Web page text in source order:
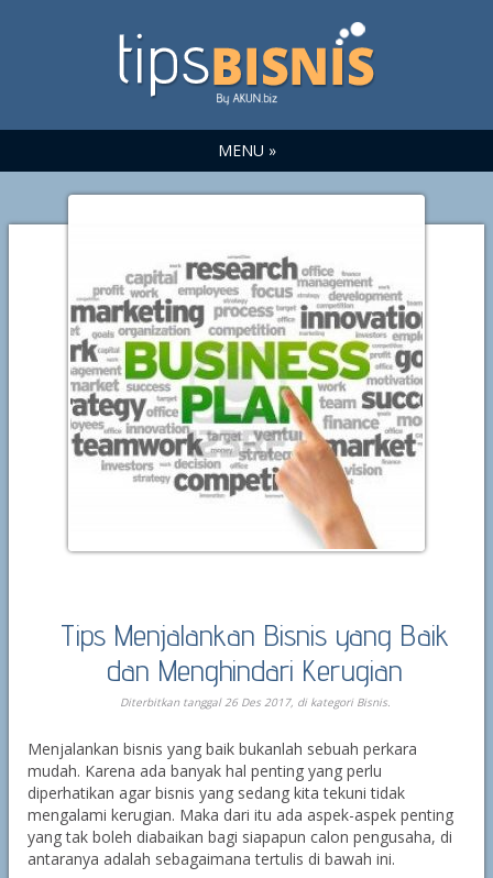
MENU »
Tips Menjalankan Bisnis yang Baik
dan Menghindari Kerugian
Diterbitkan tanggal 26 Des 2017, di kategori Bisnis.
Menjalankan bisnis yang baik bukanlah sebuah perkara
mudah. Karena ada banyak hal penting yang perlu
diperhatikan agar bisnis yang sedang kita tekuni tidak
mengalami kerugian. Maka dari itu ada aspek-aspek penting
yang tak boleh diabaikan bagi siapapun calon pengusaha, di
antaranya adalah sebagaimana tertulis di bawah ini.